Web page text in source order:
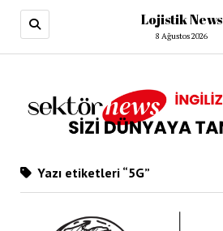
Lojistik News
8 Ağustos 2026
Yazı etiketleri “5G”